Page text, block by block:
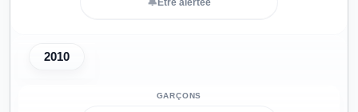
Être alertée
2010